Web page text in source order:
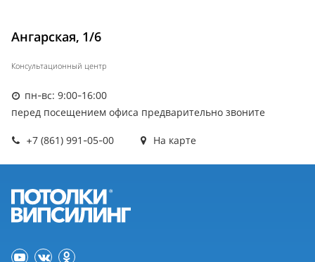
Ангарская, 1/6
Консультационный центр
пн-вс: 9:00-16:00
перед посещением офиса предварительно звоните
+7 (861) 991-05-00 На карте